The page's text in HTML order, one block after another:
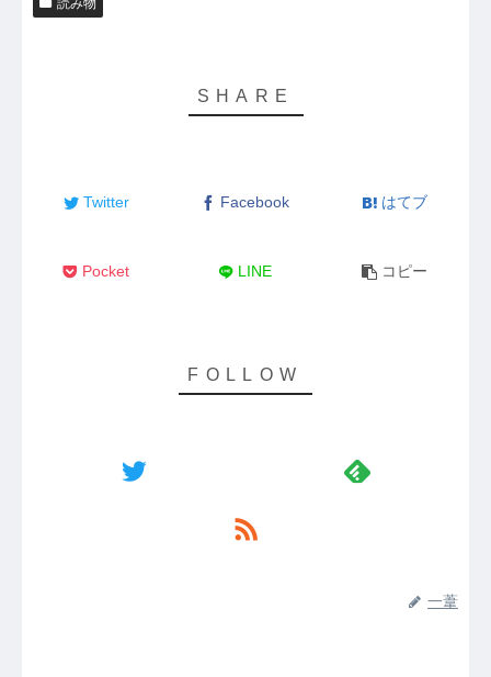
読み物
Twitter Facebook はてブ
Pocket LINE コピー
一葦